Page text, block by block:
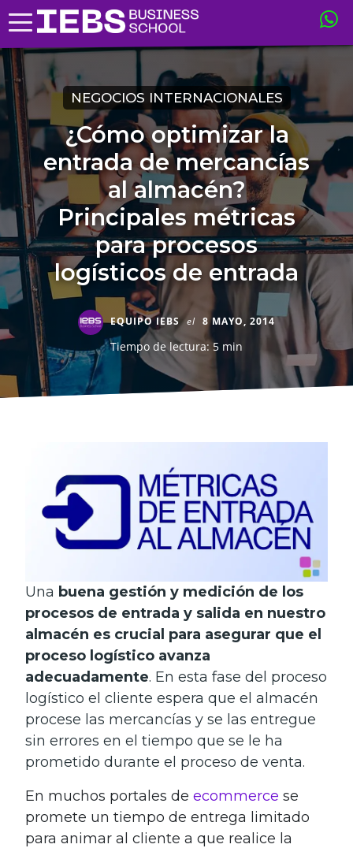
NEGOCIOS INTERNACIONALES
¿Cómo optimizar la
entrada de mercancías
al almacén?
Principales métricas
para procesos
logísticos de entrada
EQUIPO IEBS el 8 MAYO, 2014
Tiempo de lectura: 5 min
Una buena gestión y medición de los
procesos de entrada y salida en nuestro
almacén es crucial para asegurar que el
proceso logístico avanza
adecuadamente. En esta fase del proceso
logístico el cliente espera que el almacén
procese las mercancías y se las entregue
sin errores en el tiempo que se le ha
prometido durante el proceso de venta.
En muchos portales de ecommerce se
promete un tiempo de entrega limitado
para animar al cliente a que realice la